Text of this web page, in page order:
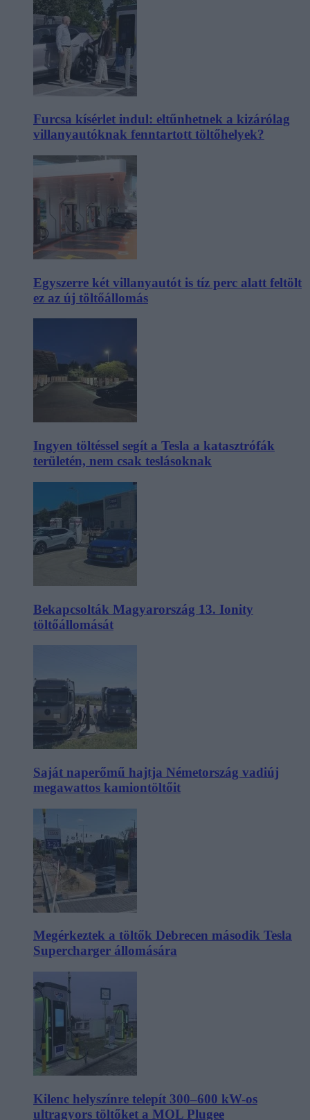
Furcsa kísérlet indul: eltűnhetnek a kizárólag
villanyautóknak fenntartott töltőhelyek?
Egyszerre két villanyautót is tíz perc alatt feltölt
ez az új töltőállomás
Ingyen töltéssel segít a Tesla a katasztrófák
területén, nem csak teslásoknak
Bekapcsolták Magyarország 13. Ionity
töltőállomását
Saját naperőmű hajtja Németország vadiúj
megawattos kamiontöltőit
Megérkeztek a töltők Debrecen második Tesla
Supercharger állomására
Kilenc helyszínre telepít 300–600 kW-os
ultragyors töltőket a MOL Plugee